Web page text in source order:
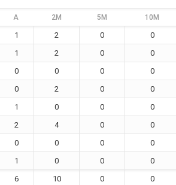
A 2M 5M 10M
1 2 0 0
1 2 0 0
0 0 0 0
0 2 0 0
1 0 0 0
2 4 0 0
0 0 0 0
1 0 0 0
6 10 0 0